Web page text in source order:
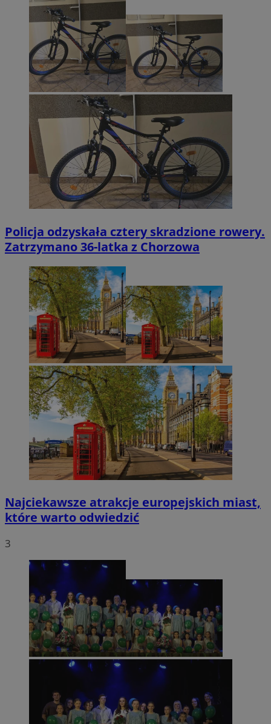
Policja odzyskała cztery skradzione rowery.
Zatrzymano 36-latka z Chorzowa
Najciekawsze atrakcje europejskich miast,
które warto odwiedzić
3